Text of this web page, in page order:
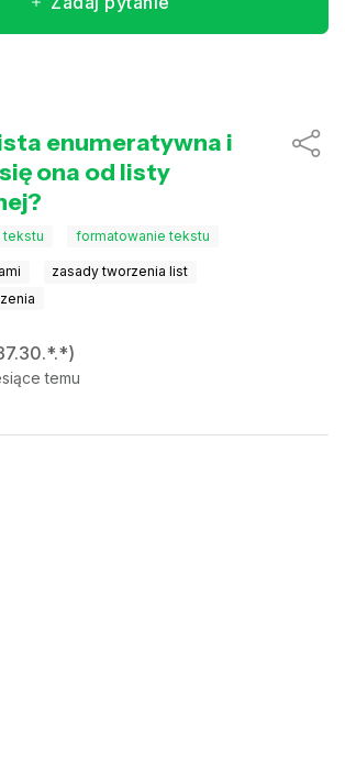
enumeratywna i
ona od listy
tekstu formatowanie tekstu
zasady tworzenia list
temu